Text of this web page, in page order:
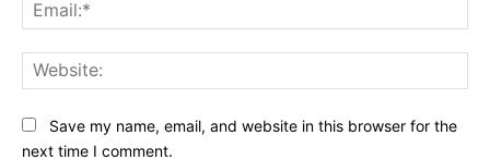
Save my name, email, and website in this browser for the
next time I comment.